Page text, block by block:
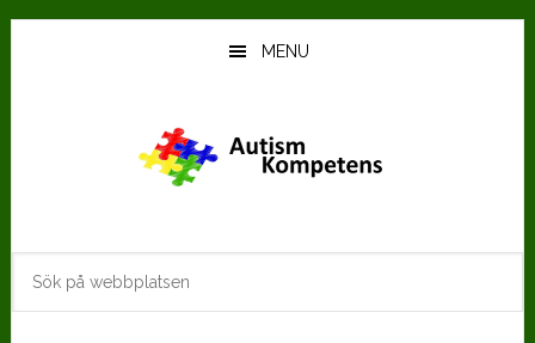
Hoppa
Hoppa
MENU